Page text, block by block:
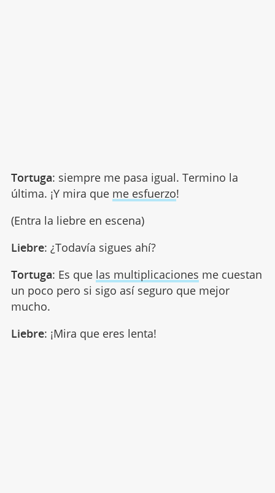
Tortuga: siempre me pasa igual. Termino la
última. ¡Y mira que me esfuerzo!
(Entra la liebre en escena)
Liebre: ¿Todavía sigues ahí?
Tortuga: Es que las multiplicaciones me cuestan
un poco pero si sigo así seguro que mejor
mucho.
Liebre: ¡Mira que eres lenta!